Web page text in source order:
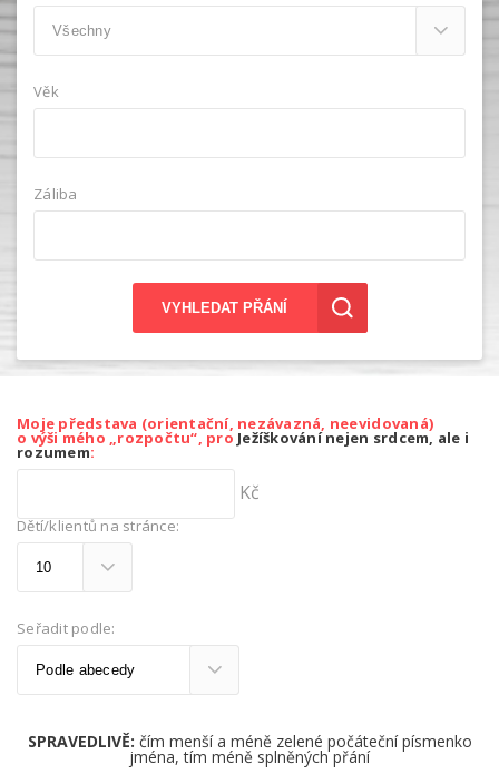
Věk
Záliba
VYHLEDAT PŘÁNÍ
Moje představa (orientační, nezávazná, neevidovaná)
o výši mého „rozpočtu“, pro Ježíškování nejen srdcem, ale i
rozumem:
Kč
Dětí/klientů na stránce:
Seřadit podle:
SPRAVEDLIVĚ: čím menší a méně zelené počáteční písmenko
jména, tím méně splněných přání